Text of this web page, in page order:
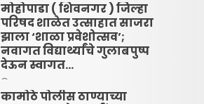
मोहोपाडा ( शिवनगर ) जिल्हा
परिषद शाळेत उत्साहात साजरा
झाला ‘शाळा प्रवेशोत्सव’;
नवागत विद्यार्थ्यांचे गुलाबपुष्प
देऊन स्वागत…
कामोठे पोलीस ठाण्याच्या